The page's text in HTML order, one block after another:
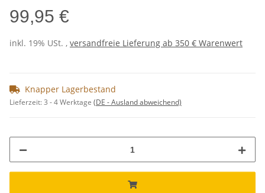
99,95 €
inkl. 19% USt. , versandfreie Lieferung ab 350 € Warenwert
Knapper Lagerbestand
Lieferzeit:3 - 4 Werktage (DE - Ausland abweichend)